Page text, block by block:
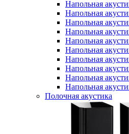
Напольная
Напольная
Напольная
Напольная
Напольная
Напольная
Напольная
Напольная
Напольная
Напольная
Полочная акустика